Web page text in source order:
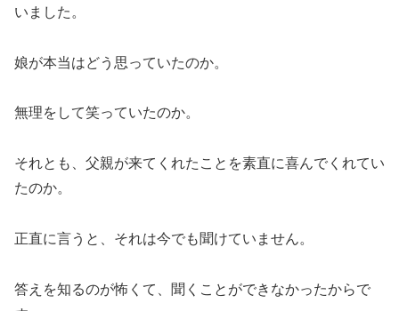
いました。
娘が本当はどう思っていたのか。
無理をして笑っていたのか。
それとも、父親が来てくれたことを素直に喜んでくれてい
たのか。
正直に言うと、それは今でも聞けていません。
答えを知るのが怖くて、聞くことができなかったからで